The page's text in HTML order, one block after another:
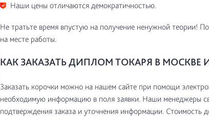
Наши цены отличаются демократичностью.
Не тратьте время впустую на получение ненужной теории!
на месте работы.
КАК ЗАКАЗАТЬ ДИПЛОМ ТОКАРЯ В МОСКВЕ
Заказать корочки можно на нашем сайте при помощи
необходимую информацию в поля заявки. Наши менеджеры
подтверждения заказа и уточнения информации. Стоимость